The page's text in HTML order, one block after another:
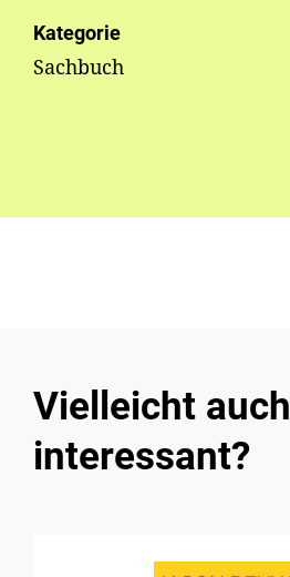
Kategorie
Sachbuch
Vielleicht auch
interessant?